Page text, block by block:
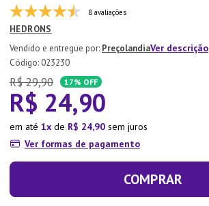
8 avaliações
HEDRONS
PreçolandiaVer descrição
: 023230
R$ 29,90 17% OFF
R$ 24,90
em até 1 de R$ 24,90 sem juros
Ver formas de pagamento
COMPRAR